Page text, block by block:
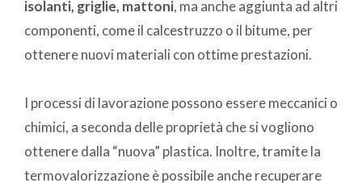
isolanti, griglie, mattoni, ma anche aggiunta ad altri
componenti, come il calcestruzzo o il bitume, per
ottenere nuovi materiali con ottime prestazioni.
I processi di lavorazione possono essere meccanici o
chimici, a seconda delle proprietà che si vogliono
ottenere dalla “nuova” plastica. Inoltre, tramite la
termovalorizzazione è possibile anche recuperare